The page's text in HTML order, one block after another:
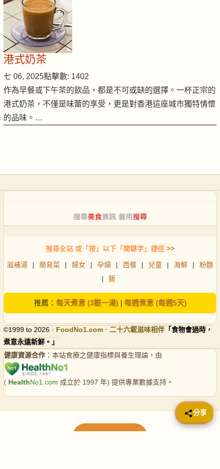
港式奶茶
七 06, 2025點擊數: 1402
作為早餐或下午茶的飲品，都是不可或缺的選擇。一杯正宗的
港式奶茶，不僅是味蕾的享受，更是對香港這座城市獨特情懷
的品味。…
搜尋全站 或「按」以下「關鍵字」捷徑 >>
滋補湯 | 簡易菜 | 婦女 | 孕婦 | 西餐 | 兒童 | 海鮮 |
粉麵
|
飯
推薦： 每天煮意 (3餸一湯)| 每週煮意 (每週5天)
©1999 to 2026 · FoodNo1.com · 二十六載滋味相伴 「食物會過時，
煮意永遠新鮮。」
健康資源合作 ：本站食療之健康指標與養生理論，由
( HealthNo1.com 成立於 1997 年) 提供專業數據支持。
📤 分享
分享